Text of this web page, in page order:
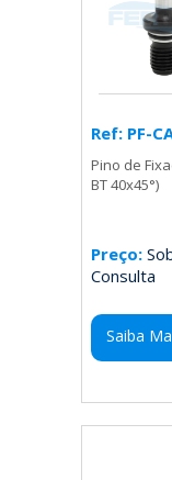
Ref: PF-
Pino de
BT 40x45°)
Preço:
Consulta
Saiba